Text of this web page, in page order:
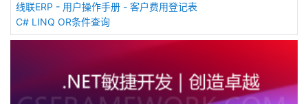
线联ERP - 用户操作手册 - 客户费用登记表
C# LINQ OR条件查询